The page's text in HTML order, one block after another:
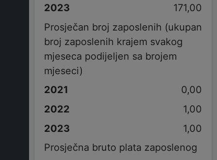
171,00
Prosječan broj zaposlenih (ukupan
broj zaposlenih krajem svakog
mjeseca podijeljen sa brojem
mjeseci)
0,00
1,00
1,00
Prosječna bruto plata zaposlenog